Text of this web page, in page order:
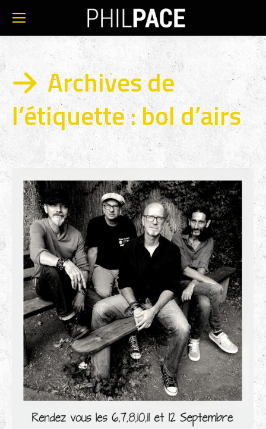
Archives de
l’étiquette :bol d’airs